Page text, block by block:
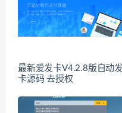
最新爱发卡V4.2.8版自动发
卡源码 去授权